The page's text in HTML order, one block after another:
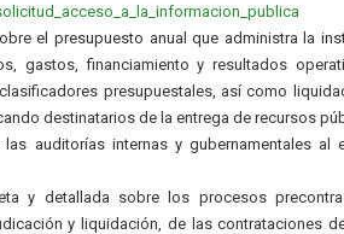
el presupuesto anual que administra la
gastos, financiamiento y resultados
presupuestales, así como
destinatarios de la entrega de recursos
auditorías internas y gubernamentales al
y detallada sobre los procesos
y liquidación, de las contrataciones